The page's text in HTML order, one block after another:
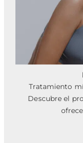
Tratamiento
Descubre el